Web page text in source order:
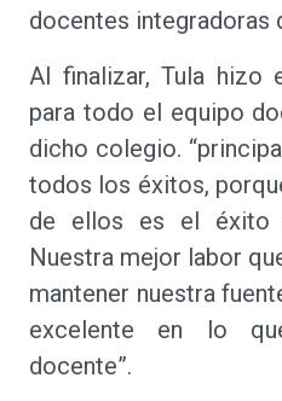
docentes integradoras
Al finalizar, Tula hizo
para todo el equipo
dicho colegio.
todos los éxitos,
de ellos es el éxito
Nuestra mejor labor
mantener nuestra
excelente en lo
docente”.